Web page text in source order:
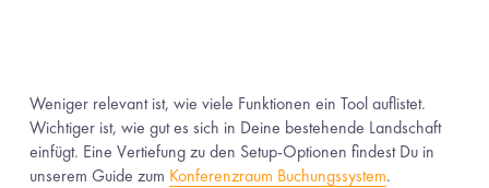
Weniger relevant ist, wie viele Funktionen ein Tool auflistet.
Wichtiger ist, wie gut es sich in Deine bestehende Landschaft
einfügt. Eine Vertiefung zu den Setup-Optionen findest Du in
unserem Guide zum Konferenzraum Buchungssystem.